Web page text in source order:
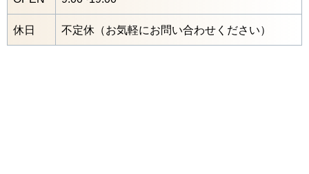
休日 不定休（お気軽にお問い合わせください）